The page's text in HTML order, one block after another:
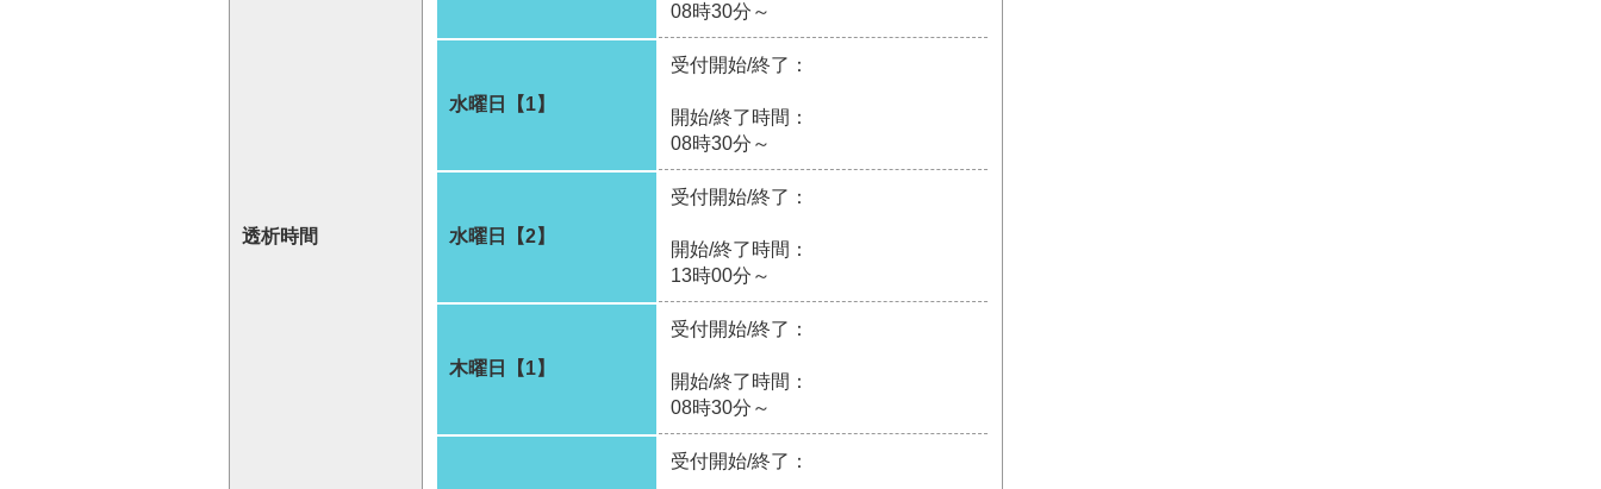
透析時間
08時30分～
水曜日【1】
受付開始/終了：
開始/終了時間：
08時30分～
水曜日【2】
受付開始/終了：
開始/終了時間：
13時00分～
木曜日【1】
受付開始/終了：
開始/終了時間：
08時30分～
受付開始/終了：